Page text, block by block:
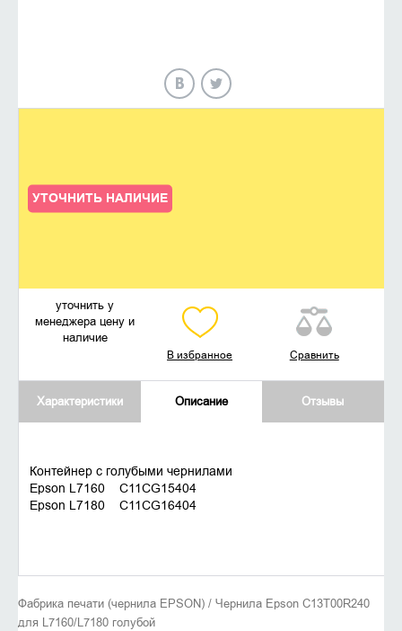
УТОЧНИТЬ НАЛИЧИЕ
уточнить у
менеджера цену и
наличие
В избранное Сравнить
Характеристики Описание Отзывы
Контейнер с голубыми чернилами
Epson L7160 C11CG15404
Epson L7180 C11CG16404
Фабрика печати (чернила EPSON) / Чернила Epson C13T00R240
для L7160/L7180 голубой